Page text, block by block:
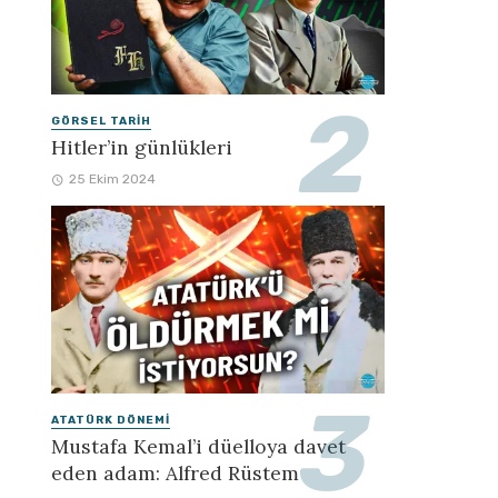
GÖRSEL TARIH
Hitler’in günlükleri
25 Ekim 2024
ATATÜRK DÖNEMI
Mustafa Kemal’i düelloya davet
eden adam: Alfred Rüstem